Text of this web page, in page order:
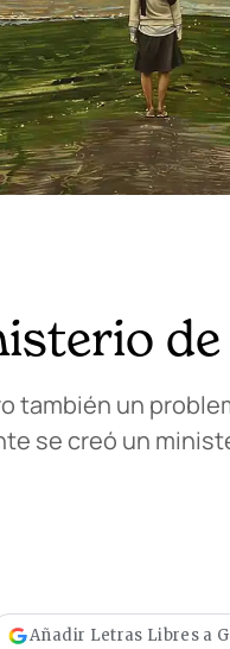
de
un
se creó un
Añadir Letras Libres a